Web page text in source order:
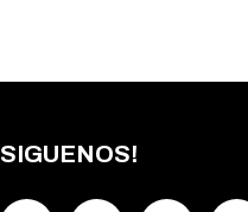
SIGUENOS!